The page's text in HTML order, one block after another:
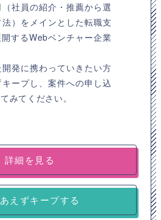
社員の紹介・推薦から選
）をメインとした転職支
するWebベンチャー企業
発に携わっていきたい方
ープし、案件への申し込
みてください。
詳細を見る
えずキープする